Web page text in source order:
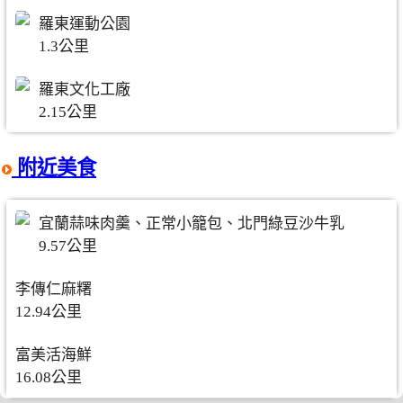
羅東運動公園
1.3公里
羅東文化工廠
2.15公里
附近美食
宜蘭蒜味肉羹、正常小籠包、北門綠豆沙牛乳
9.57公里
李傳仁麻糬
12.94公里
富美活海鮮
16.08公里